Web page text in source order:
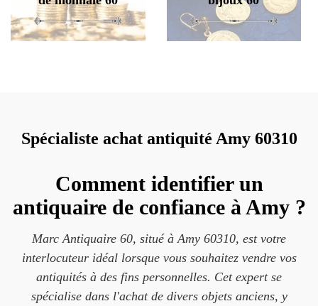
Spécialiste achat antiquité Amy 60310
Comment identifier un
antiquaire de confiance à Amy ?
Marc Antiquaire 60, situé à Amy 60310, est votre
interlocuteur idéal lorsque vous souhaitez vendre vos
antiquités à des fins personnelles. Cet expert se
spécialise dans l'achat de divers objets anciens, y